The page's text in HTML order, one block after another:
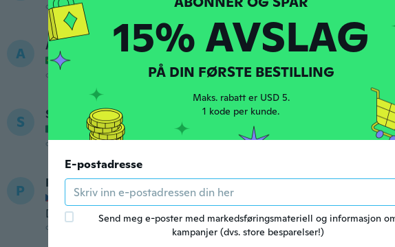
ca. 2 år siden
A Alan Jones Da Silva Souza
Ble med i 2017
ca. 2 år siden
S Silvestre
Ble med i 2019 · 60 9 opplastinger
ca. 2 år siden
P Petr
Ble med i 2018 · 69 omtaler · 25 opplastinger
Dorazilo, zatím nevyzkouseno
ca. 2 år siden
15% AVSLAG
PÅ DIN FØRSTE BESTILLING
Maks. rabatt er USD 5.
1 kode per kunde.
E-postadresse
Send meg e-poster med markedsføringsmateriell og informasjon
kampanjer (dvs. store besparelser!)